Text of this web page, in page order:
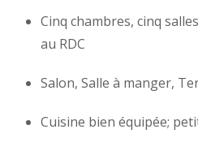
Cinq chambres, cinq
au RDC
Salon, Salle à manger,
Cuisine bien équipée;